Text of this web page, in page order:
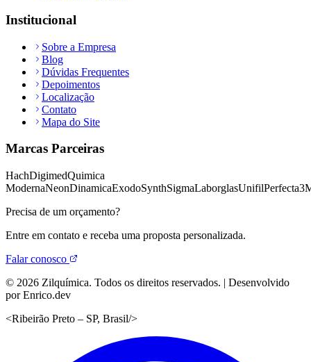
Institucional
Sobre a Empresa
Blog
Dúvidas Frequentes
Depoimentos
Localização
Contato
Mapa do Site
Marcas Parceiras
HachDigimedQuimica
ModernaNeonDinamicaExodoSynthSigmaLaborglasUnifilPerfecta
Precisa de um orçamento?
Entre em contato e receba uma proposta personalizada.
Falar conosco
© 2026 Zilquímica. Todos os direitos reservados. | Desenvolvido
por Enrico.dev
<Ribeirão Preto – SP, Brasil/>